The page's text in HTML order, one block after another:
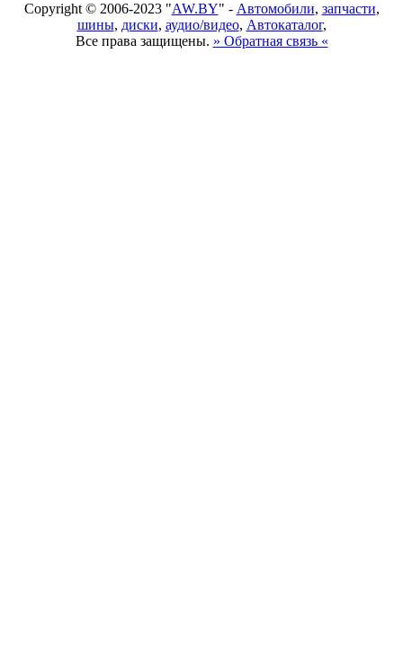
Copyright © 2006-2023 "AW.BY" - Автомобили, запчасти,
шины, диски, аудио/видео, Автокаталог,
Все права защищены. » Обратная связь «